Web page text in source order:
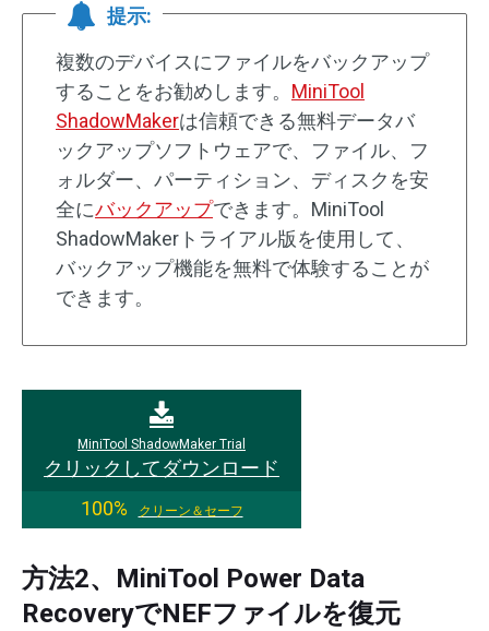
提示:
複数のデバイスにファイルをバックアップ
することをお勧めします。 MiniTool
ShadowMakerは信頼できる無料データバ
ックアップソフトウェアで、ファイル、フ
ォルダー、パーティション、ディスクを安
全にバックアップできます。MiniTool
ShadowMakerトライアル版を使用して、
バックアップ機能を無料で体験することが
できます。
MiniTool ShadowMaker Trial
クリックしてダウンロード
100%
クリーン＆セーフ
方法2、MiniTool Power Data
RecoveryでNEFファイルを復元